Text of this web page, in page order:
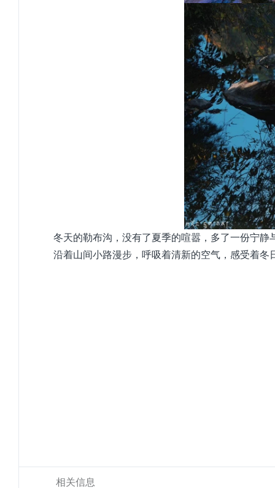
冬天的勒布沟，没有了夏季的喧嚣，多了一份宁
沿着山间小路漫步，呼吸着清新的空气，感受着冬
相关信息